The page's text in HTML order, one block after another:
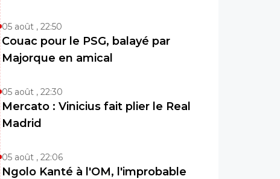
05 août , 22:50
Couac pour le PSG, balayé par
Majorque en amical
05 août , 22:30
Mercato : Vinicius fait plier le Real
Madrid
05 août , 22:06
Ngolo Kanté à l'OM, l'improbable